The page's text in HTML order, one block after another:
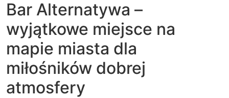
Bar Alternatywa –
wyjątkowe miejsce na
mapie miasta dla
miłośników dobrej
atmosfery